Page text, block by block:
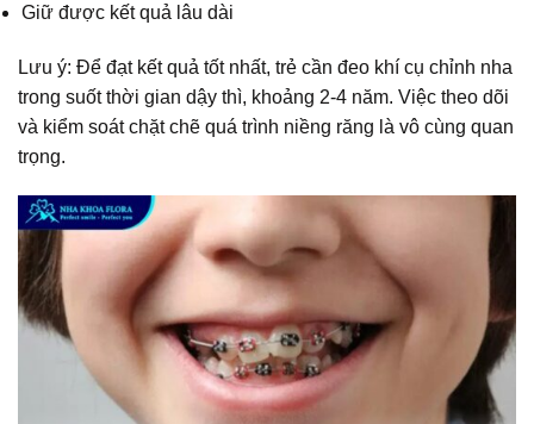
Giữ được kết quả lâu dài
Lưu ý: Để đạt kết quả tốt nhất, trẻ cần đeo khí cụ chỉnh nha
trong suốt thời gian dậy thì, khoảng 2-4 năm. Việc theo dõi
và kiểm soát chặt chẽ quá trình niềng răng là vô cùng quan
trọng.